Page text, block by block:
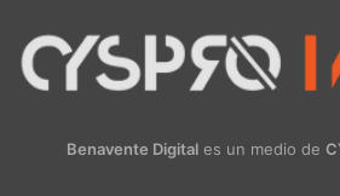
Benavente Digital es un medio de